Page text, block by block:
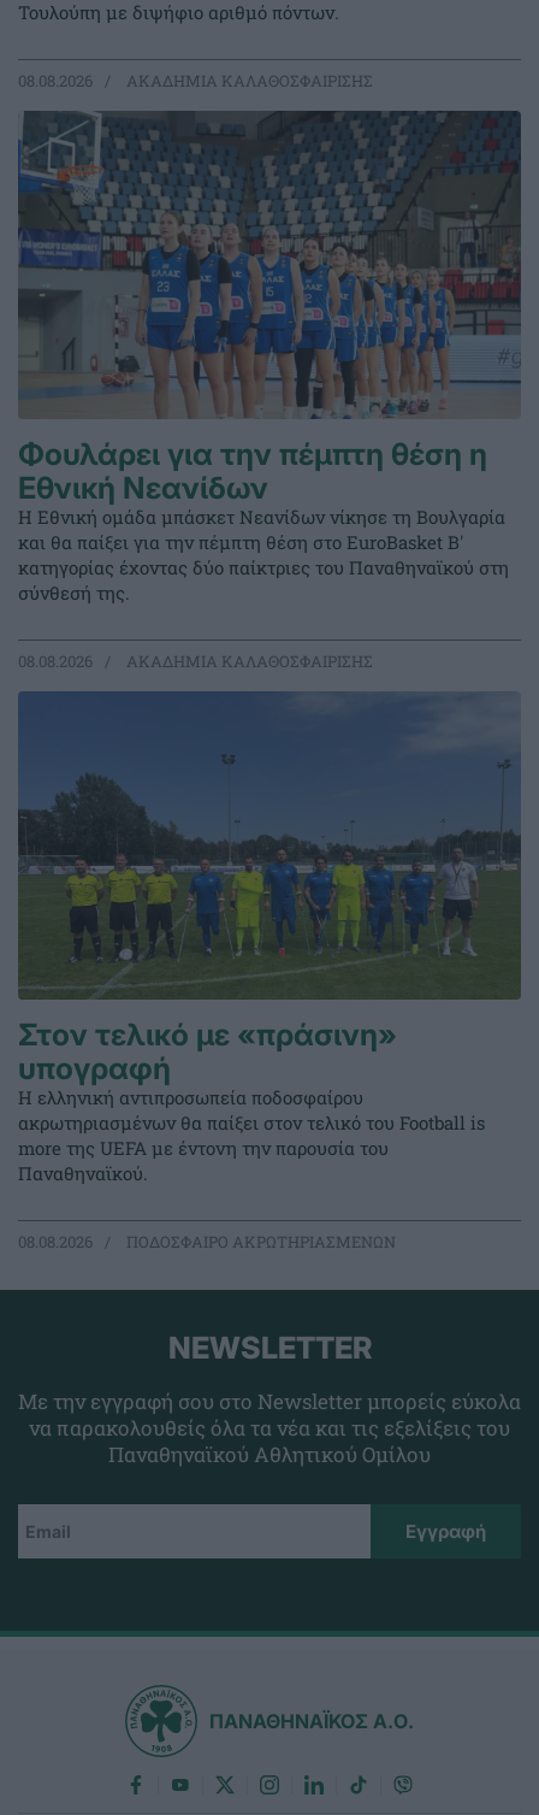
Τουλούπη με διψήφιο αριθμό πόντων.
08.08.2026 ΑΚΑΔΗΜΙΑ ΚΑΛΑΘΟΣΦΑΙΡΙΣΗΣ
Φουλάρει για την πέμπτη θέση η
Εθνική Νεανίδων
Η Εθνική ομάδα μπάσκετ Νεανίδων νίκησε τη Βουλγαρία
και θα παίξει για την πέμπτη θέση στο EuroBasket Β'
κατηγορίας έχοντας δύο παίκτριες του Παναθηναϊκού στη
σύνθεσή της.
08.08.2026 ΑΚΑΔΗΜΙΑ ΚΑΛΑΘΟΣΦΑΙΡΙΣΗΣ
Στον τελικό με «πράσινη»
υπογραφή
Η ελληνική αντιπροσωπεία ποδοσφαίρου
ακρωτηριασμένων θα παίξει στον τελικό του Football is
more της UEFA με έντονη την παρουσία του
Παναθηναϊκού.
08.08.2026 ΠΟΔΟΣΦΑΙΡΟ ΑΚΡΩΤΗΡΙΑΣΜΕΝΩΝ
NEWSLETTER
Με την εγγραφή σου στο Newsletter μπορείς εύκολα
να παρακολουθείς όλα τα νέα και τις εξελίξεις του
Παναθηναϊκού Αθλητικού Ομίλου
ΠΑΝΑΘΗΝΑΪΚΟΣ Α.Ο.